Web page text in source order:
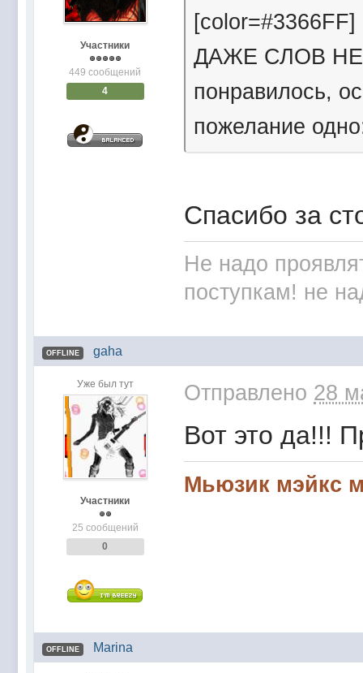
Участники
449 сообщений
4
ДАЖЕ СЛОВ
понравилось,
пожелание
Спасибо за
Не надо
поступкам! не
OFFLINE gaha
Уже был тут
Участники
25 сообщений
0
Отправлено 28
Вот это да!!!
Мьюзик мэйкс
OFFLINE Marina